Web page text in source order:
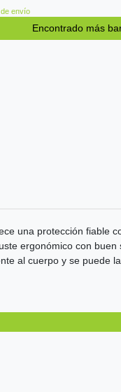
envío
Encontrado más
una protección fiable
ergonómico con
al cuerpo y se puede